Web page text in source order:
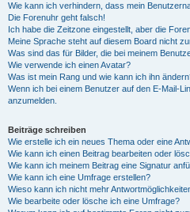
Wie kann ich verhindern, dass mein
Die Forenuhr geht falsch!
Ich habe die Zeitzone eingestellt, aber die
Meine Sprache steht auf diesem Board nicht
Was sind das für Bilder, die bei meinem
Wie verwende ich einen Avatar?
Was ist mein Rang und wie kann ich ihn
Wenn ich bei einem Benutzer auf den E-Mail-
anzumelden.
Beiträge schreiben
Wie erstelle ich ein neues Thema oder eine
Wie kann ich einen Beitrag bearbeiten oder
Wie kann ich meinem Beitrag eine Signatur
Wie kann ich eine Umfrage erstellen?
Wieso kann ich nicht mehr
Wie bearbeite oder lösche ich eine Umfrage?